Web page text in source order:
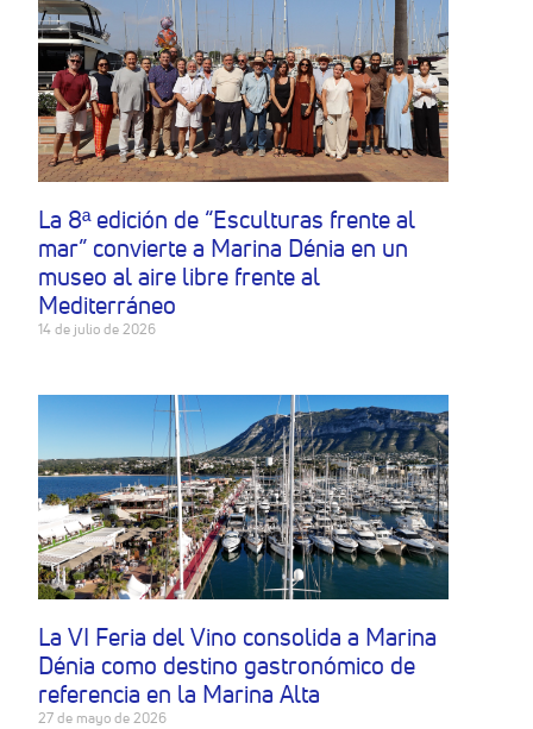
La 8ª edición de “Esculturas frente al
mar” convierte a Marina Dénia en un
museo al aire libre frente al
Mediterráneo
14 de julio de 2026
La VI Feria del Vino consolida a Marina
Dénia como destino gastronómico de
referencia en la Marina Alta
27 de mayo de 2026